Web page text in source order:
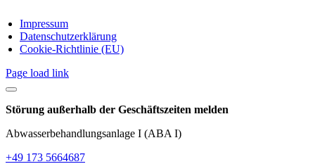
Impressum
Datenschutzerklärung
Cookie-Richtlinie (EU)
Page load link
Störung außerhalb der Geschäftszeiten melden
Abwasserbehandlungsanlage I (ABA I)
+49 173 5664687